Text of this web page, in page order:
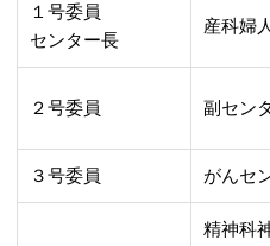
１号委員
センター長
産科婦
２号委員 副セン
３号委員 がんセ
精神科